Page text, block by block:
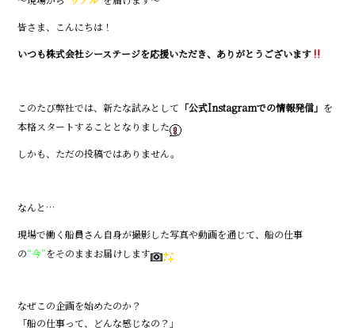
e
b
o
k
皆さま、こんにちは！
いつも株式会社シーステージを応援いただき、ありがとうございます
このたび弊社では、新たな試みとして 「公式Instagramでの情報発信」 を
本格スタートすることとなりました
しかも、ただの投稿ではありません。
なんと…
現場で働く船員さん自身が撮影した写真や動画を通じて、船の仕事
の“今”をそのままお届けします
なぜこの企画を始めたのか？
「船の仕事って、どんな感じなの？」